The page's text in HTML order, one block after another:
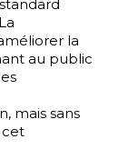
la
au public
mais sans
cet